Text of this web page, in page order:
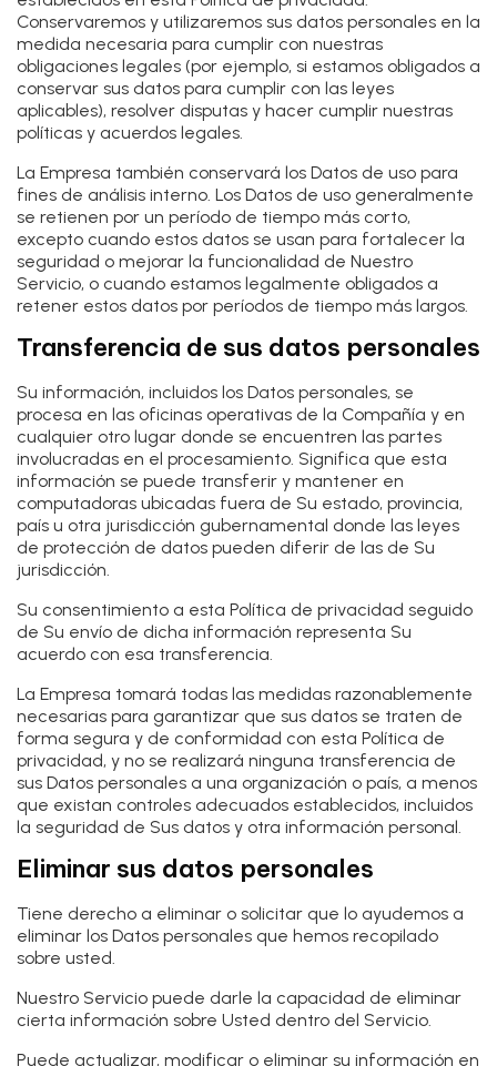
Conservaremos y utilizaremos sus datos personales en la
medida necesaria para cumplir con nuestras
obligaciones legales (por ejemplo, si estamos obligados a
conservar sus datos para cumplir con las leyes
aplicables), resolver disputas y hacer cumplir nuestras
políticas y acuerdos legales.
La Empresa también conservará los Datos de uso para
fines de análisis interno. Los Datos de uso generalmente
se retienen por un período de tiempo más corto,
excepto cuando estos datos se usan para fortalecer la
seguridad o mejorar la funcionalidad de Nuestro
Servicio, o cuando estamos legalmente obligados a
retener estos datos por períodos de tiempo más largos.
Transferencia de sus datos personales
Su información, incluidos los Datos personales, se
procesa en las oficinas operativas de la Compañía y en
cualquier otro lugar donde se encuentren las partes
involucradas en el procesamiento. Significa que esta
información se puede transferir y mantener en
computadoras ubicadas fuera de Su estado, provincia,
país u otra jurisdicción gubernamental donde las leyes
de protección de datos pueden diferir de las de Su
jurisdicción.
Su consentimiento a esta Política de privacidad seguido
de Su envío de dicha información representa Su
acuerdo con esa transferencia.
La Empresa tomará todas las medidas razonablemente
necesarias para garantizar que sus datos se traten de
forma segura y de conformidad con esta Política de
privacidad, y no se realizará ninguna transferencia de
sus Datos personales a una organización o país, a menos
que existan controles adecuados establecidos, incluidos
la seguridad de Sus datos y otra información personal.
Eliminar sus datos personales
Tiene derecho a eliminar o solicitar que lo ayudemos a
eliminar los Datos personales que hemos recopilado
sobre usted.
Nuestro Servicio puede darle la capacidad de eliminar
cierta información sobre Usted dentro del Servicio.
Puede actualizar, modificar o eliminar su información en